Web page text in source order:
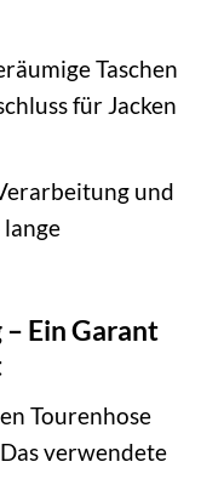
Taschen
für Jacken
und
Ein Garant
Tourenhose
verwendete